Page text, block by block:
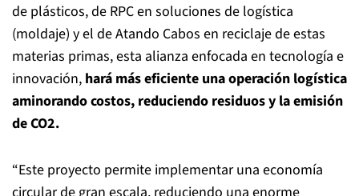
de plásticos, de RPC en soluciones de logística
(moldaje) y el de Atando Cabos en reciclaje de estas
materias primas, esta alianza enfocada en tecnología e
innovación, hará más eficiente una operación logística
aminorando costos, reduciendo residuos y la emisión
de CO2.
“Este proyecto permite implementar una economía